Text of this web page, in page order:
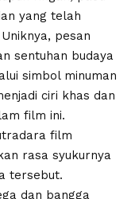
yang telah
pesan
sentuhan budaya
simbol minuman
ciri khas dan
film ini.
film
rasa syukurnya
tersebut.
dan bangga